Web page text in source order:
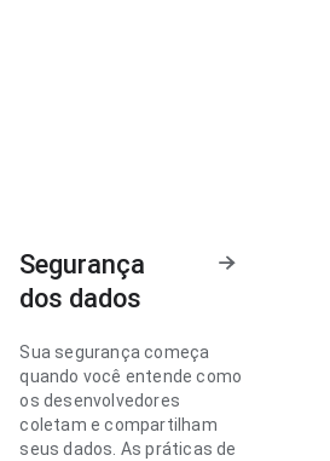
Segurança
dos dados
Sua segurança começa
quando você entende como
os desenvolvedores
coletam e compartilham
seus dados. As práticas de